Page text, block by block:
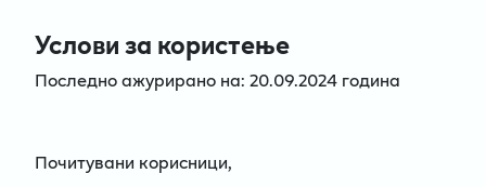
Услови за користење
Последно ажурирано на: 20.09.2024 година
Почитувани корисници,